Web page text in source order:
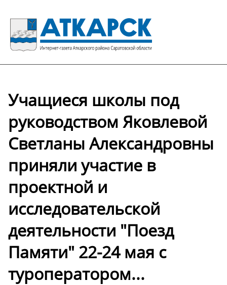
Учащиеся школы под
руководством Яковлевой
Светланы Александровны
приняли участие в
проектной и
исследовательской
деятельности "Поезд
Памяти" 22-24 мая с
туроператором...